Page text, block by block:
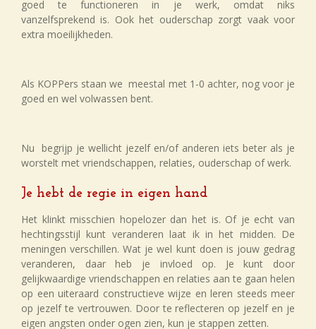
goed te functioneren in je werk, omdat niks
vanzelfsprekend is. Ook het ouderschap zorgt vaak voor
extra moeilijkheden.
Als KOPPers staan we meestal met 1-0 achter, nog voor je
goed en wel volwassen bent.
Nu begrijp je wellicht jezelf en/of anderen iets beter als je
worstelt met vriendschappen, relaties, ouderschap of werk.
Je hebt de regie in eigen hand
Het klinkt misschien hopelozer dan het is. Of je echt van
hechtingsstijl kunt veranderen laat ik in het midden. De
meningen verschillen. Wat je wel kunt doen is jouw gedrag
veranderen, daar heb je invloed op. Je kunt door
gelijkwaardige vriendschappen en relaties aan te gaan helen
op een uiteraard constructieve wijze en leren steeds meer
op jezelf te vertrouwen. Door te reflecteren op jezelf en je
eigen angsten onder ogen zien, kun je stappen zetten.